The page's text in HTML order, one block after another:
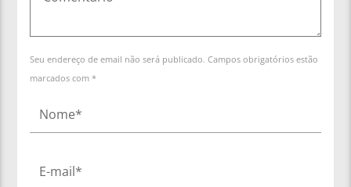
Seu endereço de email não será publicado. Campos obrigatórios estão
marcados com *